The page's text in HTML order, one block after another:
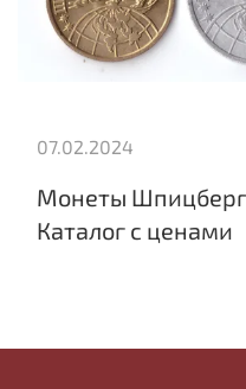
Монеты
Каталог с ценами
07.02.2024